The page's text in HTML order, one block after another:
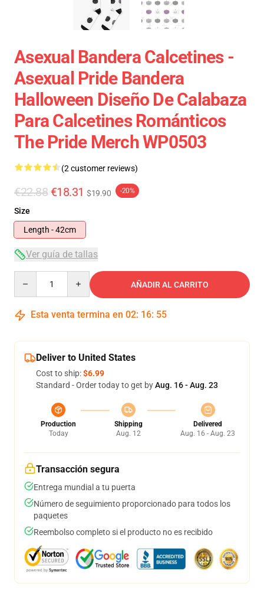
Asexual Bandera Calcetines -
Asexual Pride Bandera
Halloween Diseño De Calabaza
Para Calcetines Románticos
The Pride Merch WP0503
(2 customer reviews)
€22.88 €18.31 $19.90 -20%
Size
Length - 42cm
Ver guía de tallas
AÑADIR AL CARRITO
Esta venta termina en 02: 16: 54
Deliver to United States
Cost to ship:$6.99
Standard - Order today to get byAug. 16 - Aug. 23
Production
Today
Shipping
Aug. 12
Delivered
Aug. 16 - Aug. 23
Transacción segura
Entrega mundial a tu puerta
Número de seguimiento proporcionado para todos los
paquetes
Reembolso completo si el producto no es recibido